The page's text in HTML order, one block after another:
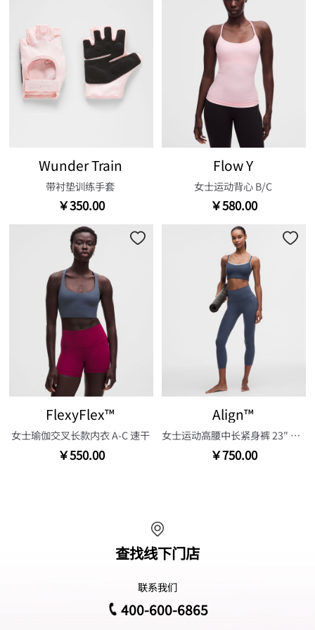
Wunder Train
带衬垫训练手套
￥350.00
Flow Y
女士运动背心 B/C
￥580.00
FlexyFlex™
女士瑜伽交叉长款内衣 A-C 速干
￥550.00
Align™
女士运动高腰中长紧身裤 23" 芯吸
￥750.00
查找线下门店
联系我们
400-600-6865